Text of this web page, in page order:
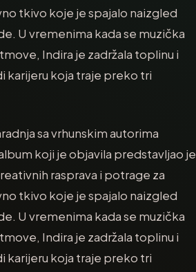
tkivo koje je spajalo naizgled
U vremenima kada se muzička
Indira je zadržala toplinu i
karijeru koja traje preko tri
sa vrhunskim autorima
koji je objavila predstavljao je
rasprava i potrage za
tkivo koje je spajalo naizgled
U vremenima kada se muzička
Indira je zadržala toplinu i
karijeru koja traje preko tri